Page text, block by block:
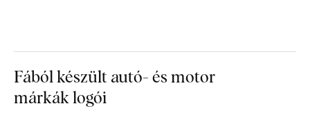
Fából készült autó- és motor
márkák logói